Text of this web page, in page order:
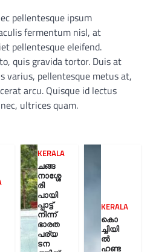
pellentesque ipsum
fermentum nisl, at
pellentesque eleifend.
quis gravida tortor. Duis at
varius, pellentesque metus at,
arcu. Quisque id lectus
ultrices quam.
KERALA
ചങ്ങ
നാശ്ശേ
രി
പായി
പ്പാട്ട്
നിന്ന്
ഭാരത
പര്യ
ടന
KERALA
കൊ
ച്ചിയി
ൽ
ഹണ്ട